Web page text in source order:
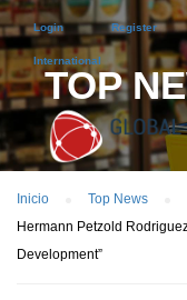
Login Register
International
TOP
Inicio
Top News
Hermann Petzold
Development”